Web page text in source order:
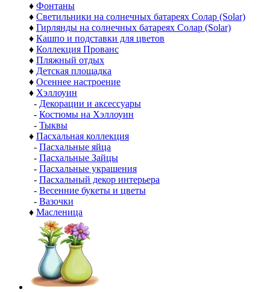
♦ Фонтаны
♦ Светильники на солнечных батареях Солар (Solar)
♦ Гирлянды на солнечных батареях Солар (Solar)
♦ Кашпо и подставки для цветов
♦ Коллекция Прованс
♦ Пляжный отдых
♦ Детская площадка
♦ Осеннее настроение
♦ Хэллоуин
- Декорации и аксессуары
- Костюмы на Хэллоуин
- Тыквы
♦ Пасхальная коллекция
- Пасхальные яйца
- Пасхальные Зайцы
- Пасхальные украшения
- Пасхальный декор интерьера
- Весенние букеты и цветы
- Вазочки
♦ Масленица